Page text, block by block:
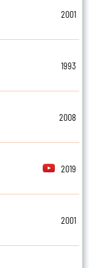
2001
1993
2008
2019
2001